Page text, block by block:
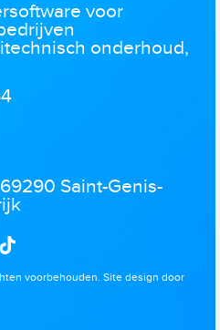
voor
onderhoud,
Saint-Genis-
voorbehouden. Site design door